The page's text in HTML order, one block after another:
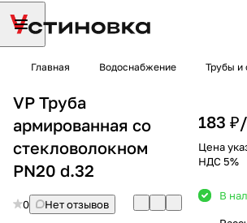
Главная Водоснабжение Трубы и
VP Труба
армированная со
стекловолокном
PN20 d.32
0 Нет отзывов
183 ₽/
Цена
НДС 5%
В